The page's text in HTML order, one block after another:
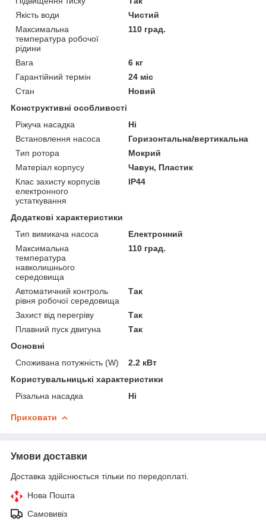
Якість води
Чистий
Максимальна
температура робочої
рідини
110 град.
Вага
6 кг
Гарантійний термін
24 міс
Стан
Новий
Конструктивні особливості
Ріжуча насадка
Ні
Встановлення насоса
Горизонтальна/вертикальна
Тип ротора
Мокрий
Матеріал корпусу
Чавун, Пластик
Клас захисту корпусів
електронного
устаткування
IP44
Додаткові характеристики
Тип вимикача насоса
Електронний
Максимальна
температура
навколишнього
середовища
110 град.
Автоматичний контроль
рівня робочої середовища
Так
Захист від перегріву
Так
Плавний пуск двигуна
Так
Основні
Споживана потужність (W)
2.2 кВт
Користувальницькі характеристики
Різальна насадка
Ні
Приховати
Умови доставки
Доставка здійснюється тільки по передоплаті.
Нова Пошта
Самовивіз